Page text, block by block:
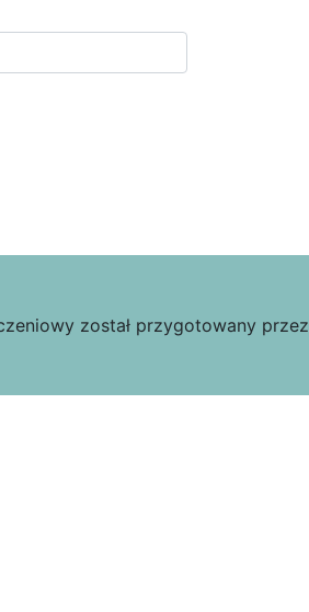
został przygotowany przez